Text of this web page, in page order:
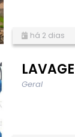
há 2 dias
Geral